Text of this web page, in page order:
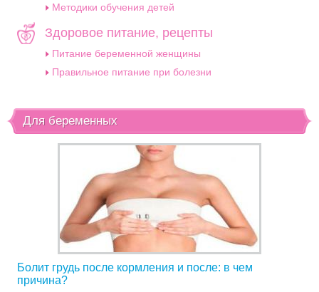
Методики обучения детей
Здоровое питание, рецепты
Питание беременной женщины
Правильное питание при болезни
Для беременных
Болит грудь после кормления и после: в чем
причина?